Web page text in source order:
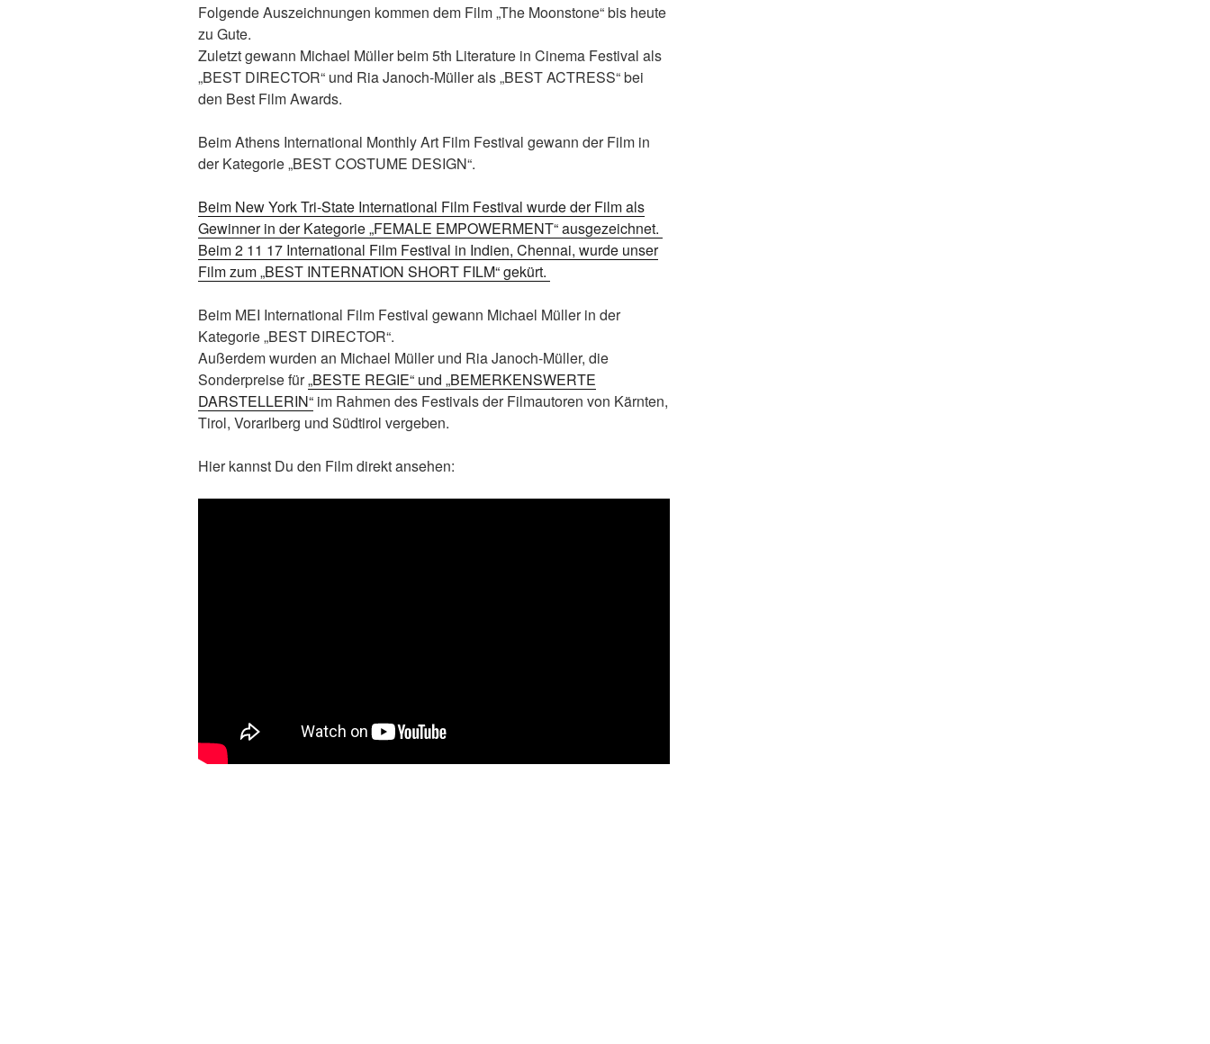
Folgende Auszeichnungen kommen dem Film „The Moonstone“ bis heute
zu Gute.
Zuletzt gewann Michael Müller beim 5th Literature in Cinema Festival als
„BEST DIRECTOR“ und Ria Janoch-Müller als „BEST ACTRESS“ bei
den Best Film Awards.
Beim Athens International Monthly Art Film Festival gewann der Film in
der Kategorie „BEST COSTUME DESIGN“.
Beim New York Tri-State International Film Festival wurde der Film als
Gewinner in der Kategorie „FEMALE EMPOWERMENT“ ausgezeichnet.
Beim 2 11 17 International Film Festival in Indien, Chennai, wurde unser
Film zum „BEST INTERNATION SHORT FILM“ gekürt.
Beim MEI International Film Festival gewann Michael Müller in der
Kategorie „BEST DIRECTOR“.
Außerdem wurden an Michael Müller und Ria Janoch-Müller, die
Sonderpreise für„BESTE REGIE“ und „BEMERKENSWERTE
DARSTELLERIN“ im Rahmen des Festivals der Filmautoren von Kärnten,
Tirol, Vorarlberg und Südtirol vergeben.
Hier kannst Du den Film direkt ansehen: